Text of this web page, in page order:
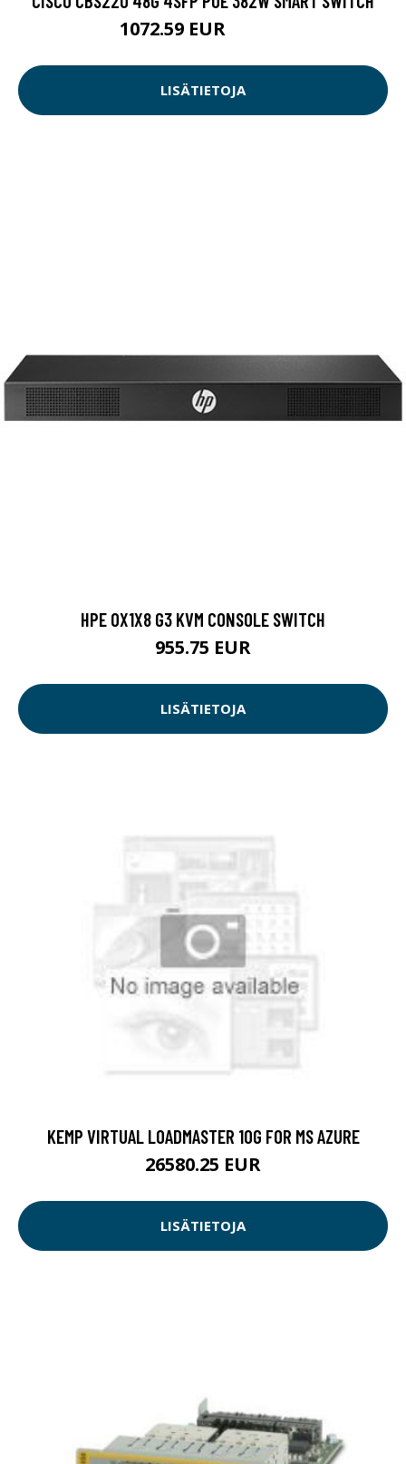
1072.59 EUR
LISÄTIETOJA
HPE 0X1X8 G3 KVM CONSOLE SWITCH
955.75 EUR
LISÄTIETOJA
KEMP VIRTUAL LOADMASTER 10G FOR MS AZURE
26580.25 EUR
LISÄTIETOJA